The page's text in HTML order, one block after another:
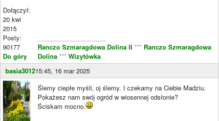
Dołączył:
20 kwi
2015
Posty:
90177
Do góry
Ranczo Szmaragdowa Dolina II *** Ranczo Szmaragdowa
Dolina *** Wizytówka
basia301215:45, 16 mar 2025
Ślemy ciepłe myśli, oj ślemy. I czekamy na Ciebie Madziu.
Pokażesz nam swój ogród w wiosennej odsłonie?
Ściskam mocno.